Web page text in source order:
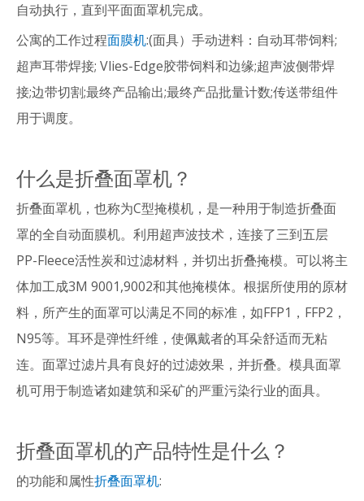
自动执行，直到平面面罩机完成。
公寓的工作过程面膜机:(面具）手动进料：自动耳带饲料;
超声耳带焊接; Vlies-Edge胶带饲料和边缘;超声波侧带焊
接;边带切割;最终产品输出;最终产品批量计数;传送带组件
用于调度。
什么是折叠面罩机？
折叠面罩机，也称为C型掩模机，是一种用于制造折叠面
罩的全自动面膜机。利用超声波技术，连接了三到五层
PP-Fleece活性炭和过滤材料，并切出折叠掩模。可以将主
体加工成3M 9001,9002和其他掩模体。根据所使用的原材
料，所产生的面罩可以满足不同的标准，如FFP1，FFP2，
N95等。耳环是弹性纤维，使佩戴者的耳朵舒适而无粘
连。面罩过滤片具有良好的过滤效果，并折叠。模具面罩
机可用于制造诸如建筑和采矿的严重污染行业的面具。
折叠面罩机的产品特性是什么？
的功能和属性折叠面罩机: